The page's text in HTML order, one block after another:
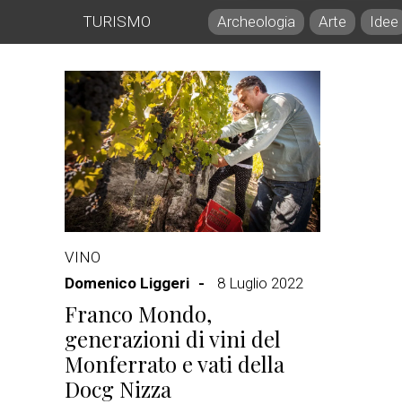
TURISMO
Archeologia Arte Idee
VINO
Domenico Liggeri
8 Luglio 2022
Franco Mondo,
generazioni di vini del
Monferrato e vati della
Docg Nizza